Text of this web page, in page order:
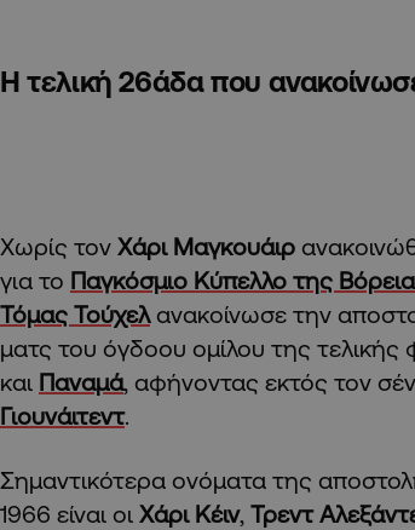
Η τελική 26άδα που
Χωρίς τον Χάρι Μαγκουάιρ
για το Παγκόσμιο Κύπελλο της
Τόμας Τούχελανακοίνωσε την
ματς του όγδοου ομίλου της
και Παναμά, αφήνοντας εκτός τον
Γιουνάιτεντ.
Σημαντικότερα ονόματα της
1966 είναι οι Χάρι Κέιν, Τρεντ